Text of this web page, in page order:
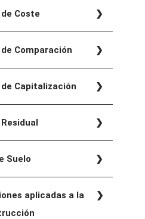
Coste
Comparación
Capitalización
Suelo
aplicadas a la